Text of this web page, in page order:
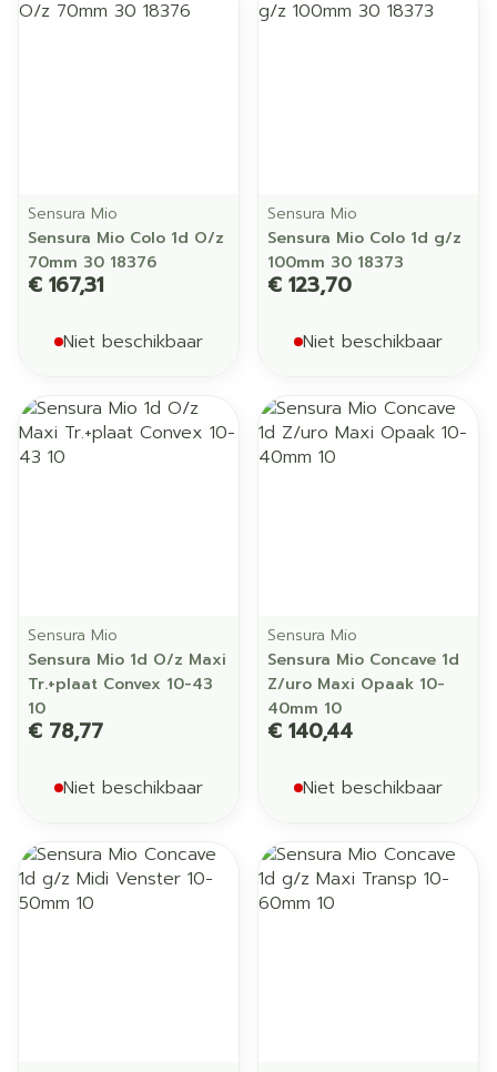
Sensura Mio
Sensura Mio Colo 1d O/z
70mm 30 18376
€ 167,31
Niet beschikbaar
Sensura Mio
Sensura Mio Colo 1d g/z
100mm 30 18373
€ 123,70
Niet beschikbaar
Sensura Mio
Sensura Mio 1d O/z Maxi
Tr.+plaat Convex 10-43
10
€ 78,77
Niet beschikbaar
Sensura Mio
Sensura Mio Concave 1d
Z/uro Maxi Opaak 10-
40mm 10
€ 140,44
Niet beschikbaar